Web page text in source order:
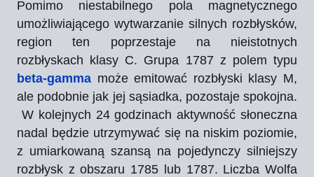
Pomimo niestabilnego pola magnetycznego
umożliwiającego wytwarzanie silnych rozbłysków,
region ten poprzestaje na nieistotnych
rozbłyskach klasy C. Grupa 1787 z polem typu
beta-gamma może emitować rozbłyski klasy M,
ale podobnie jak jej sąsiadka, pozostaje spokojna.
W kolejnych 24 godzinach aktywność słoneczna
nadal będzie utrzymywać się na niskim poziomie,
z umiarkowaną szansą na pojedynczy silniejszy
rozbłysk z obszaru 1785 lub 1787. Liczba Wolfa